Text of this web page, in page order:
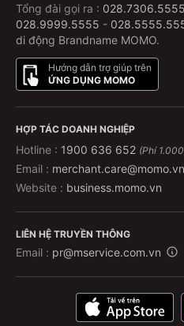
Tổng đài gọi ra : 028.7306.5555
028.9999.5555 -
di động Brandname MOMO.
Hướng dẫn trợ giúp trên
ỨNG DỤNG MOMO
HỢP TÁC DOANH NGHIỆP
Hotline : 1900 636 652 (Phí
Email : merchant.care@momo.vn
Website : business.momo.vn
LIÊN HỆ TRUYỀN THÔNG
Email : pr@mservice.com.vn